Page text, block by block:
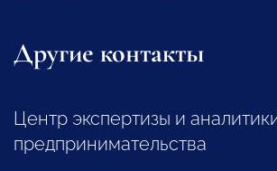
Другие контакты
Центр экспертизы и
предпринимательства